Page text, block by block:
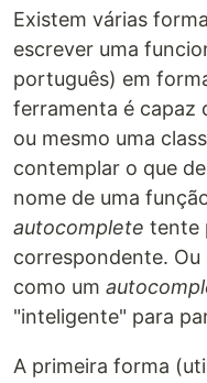
Existem várias
escrever uma
português) em
ferramenta é capaz
ou mesmo uma
contemplar o que
nome de uma
autocomplete tente
correspondente.
como um
"inteligente" para
A primeira forma